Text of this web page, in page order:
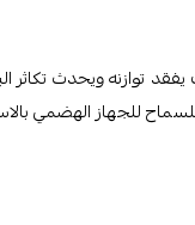
توازنه ويحدث تكاثر
للجهاز الهضمي